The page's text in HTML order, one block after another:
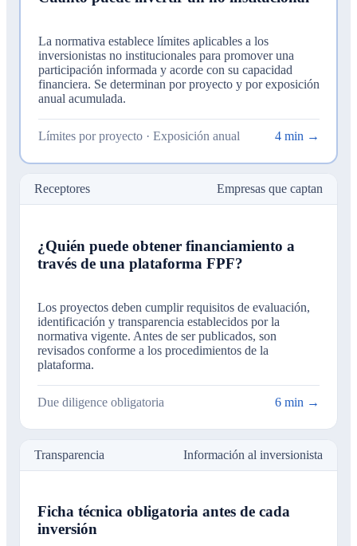
La normativa establece límites aplicables a los
inversionistas no institucionales para promover una
participación informada y acorde con su capacidad
financiera. Se determinan por proyecto y por exposición
anual acumulada.
Límites por proyecto · Exposición anual 4 min →
Receptores Empresas que captan
¿Quién puede obtener financiamiento a
través de una plataforma FPF?
Los proyectos deben cumplir requisitos de evaluación,
identificación y transparencia establecidos por la
normativa vigente. Antes de ser publicados, son
revisados conforme a los procedimientos de la
plataforma.
Due diligence obligatoria 6 min →
Transparencia Información al inversionista
Ficha técnica obligatoria antes de cada
inversión